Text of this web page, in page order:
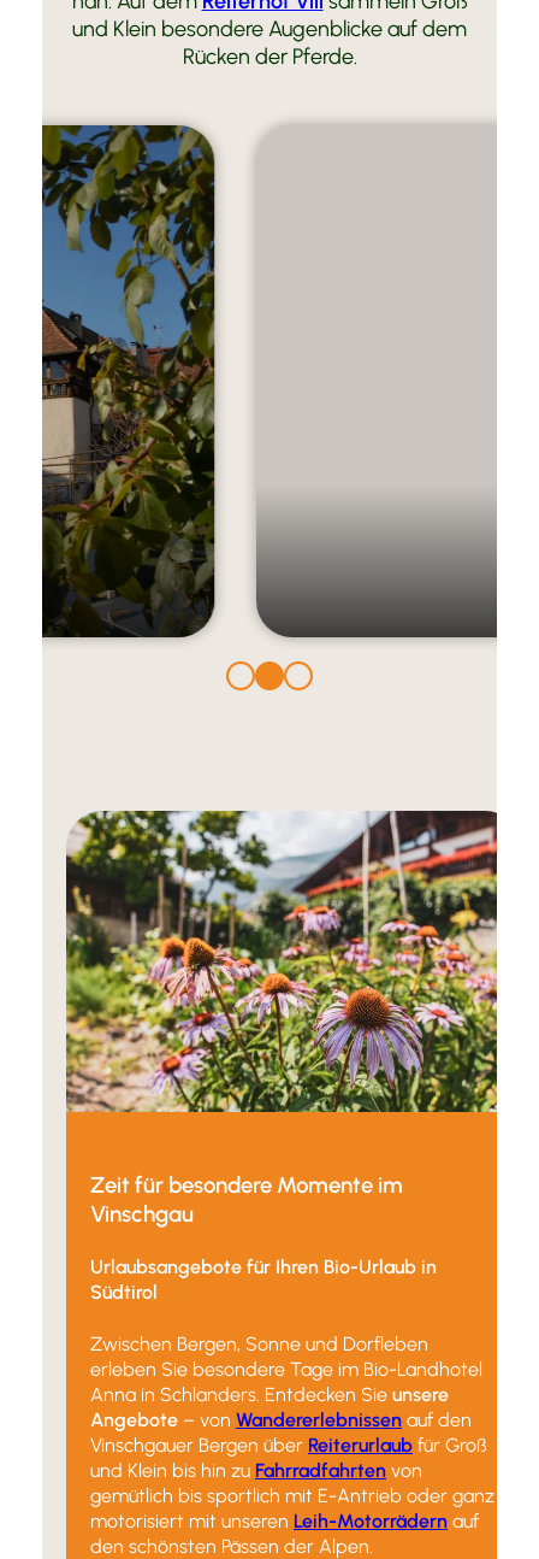
und Klein besondere Augenblicke auf dem
Rücken der Pferde.
Zeit für besondere Momente im
Vinschgau
Urlaubsangebote für Ihren Bio-Urlaub in
Südtirol
Zwischen Bergen, Sonne und Dorfleben
erleben Sie besondere Tage im Bio-Landhotel
Anna in Schlanders. Entdecken Sie unsere
Angebote – von Wandererlebnissen auf den
Vinschgauer Bergen über Reiterurlaub für Groß
und Klein bis hin zu Fahrradfahrten von
gemütlich bis sportlich mit E-Antrieb oder ganz
motorisiert mit unseren Leih-Motorrädern auf
den schönsten Pässen der Alpen.